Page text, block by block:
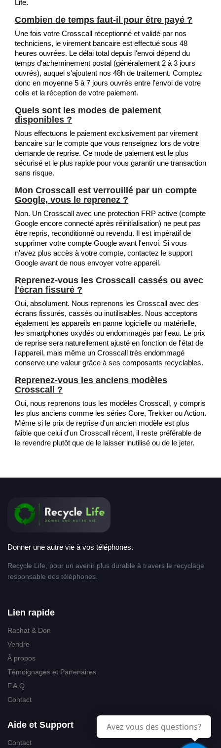
Life.
Combien de temps faut-il pour être payé ?
Une fois votre Crosscall réceptionné et validé par nos
techniciens, le virement bancaire est effectué sous 48
heures ouvrées. Le délai total depuis l'envoi dépend du
temps d'acheminement postal (généralement 2 à 3 jours
ouvrés), auquel s'ajoutent nos 48h de traitement. Comptez
donc en moyenne 5 à 7 jours ouvrés entre l'envoi de votre
colis et la réception de votre paiement.
Quels sont les modes de paiement
disponibles ?
Nous effectuons le paiement exclusivement par virement
bancaire sur le compte que vous renseignez lors de votre
demande de reprise. Ce mode de paiement est le plus
sécurisé et le plus rapide pour vous garantir une transaction
sans risque.
Mon Crosscall est verrouillé par un compte
Google, vous le reprenez ?
Non. Un Crosscall avec une protection FRP active (compte
Google encore connecté après réinitialisation) ne peut pas
être repris, reconditionné ou revendu. Il est impératif de
supprimer votre compte Google avant l'envoi. Si vous
n'avez plus accès à votre compte, contactez le support
Google avant de nous envoyer votre appareil.
Reprenez-vous les Crosscall cassés ou avec
l'écran fissuré ?
Oui, absolument. Nous reprenons les Crosscall avec des
écrans fissurés, cassés ou inutilisables. Nous acceptons
également les appareils en panne logicielle ou matérielle,
les smartphones oxydés ou endommagés par l'eau. Le prix
de reprise sera naturellement ajusté en fonction de l'état de
l'appareil, mais même un Crosscall très endommagé
conserve une valeur grâce à ses composants recyclables.
Reprenez-vous les anciens modèles
Crosscall ?
Oui, nous reprenons tous les modèles Crosscall, y compris
les plus anciens comme les séries Core, Trekker ou Action.
Même si le prix de reprise d'un ancien modèle est plus
faible que celui d'un Crosscall récent, il reste préférable de
le revendre plutôt que de le laisser inutilisé ou de le jeter.
Donner une autre vie à vos téléphones.
Recycle Life, pour un avenir plus durable à travers le recyclage
responsable des téléphones.
Lien rapide
Rachat & Don
Vendre
À propos
Témoignages et Partenaires
F.A.Q
Contact
Aide et Support
Contact
Avez vous des questions?